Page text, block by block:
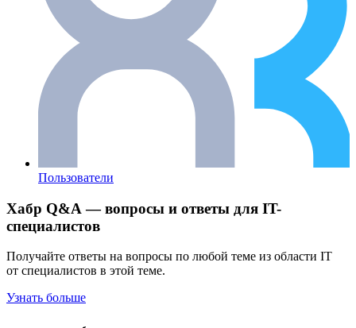
Пользователи
Хабр Q&A — вопросы и ответы для IT-
специалистов
Получайте ответы на вопросы по любой теме из области IT
от специалистов в этой теме.
Узнать больше